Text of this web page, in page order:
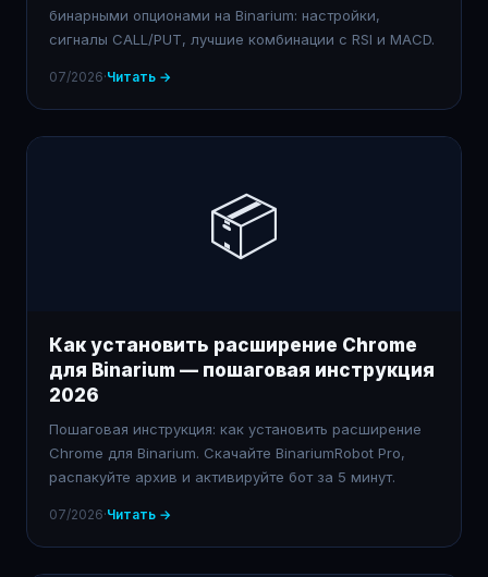
бинарными опционами на Binarium: настройки,
сигналы CALL/PUT, лучшие комбинации с RSI и MACD.
07/2026·Читать →
📦
Как установить расширение Chrome
для Binarium — пошаговая инструкция
2026
Пошаговая инструкция: как установить расширение
Chrome для Binarium. Скачайте BinariumRobot Pro,
распакуйте архив и активируйте бот за 5 минут.
07/2026·Читать →